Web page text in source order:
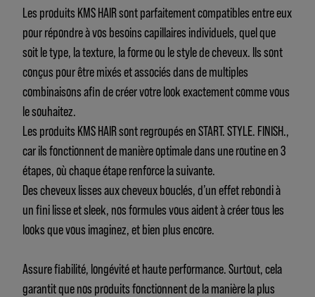
Les produits KMS HAIR sont parfaitement compatibles entre eux
pour répondre à vos besoins capillaires individuels, quel que
soit le type, la texture, la forme ou le style de cheveux. Ils sont
conçus pour être mixés et associés dans de multiples
combinaisons afin de créer votre look exactement comme vous
le souhaitez.
Les produits KMS HAIR sont regroupés en START. STYLE. FINISH.,
car ils fonctionnent de manière optimale dans une routine en 3
étapes, où chaque étape renforce la suivante.
Des cheveux lisses aux cheveux bouclés, d’un effet rebondi à
un fini lisse et sleek, nos formules vous aident à créer tous les
looks que vous imaginez, et bien plus encore.
Assure fiabilité, longévité et haute performance. Surtout, cela
garantit que nos produits fonctionnent de la manière la plus